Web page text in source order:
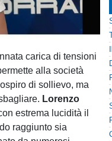
carica di tensioni
alla società
di sollievo, ma
Lorenzo
estrema lucidità il
raggiunto sia